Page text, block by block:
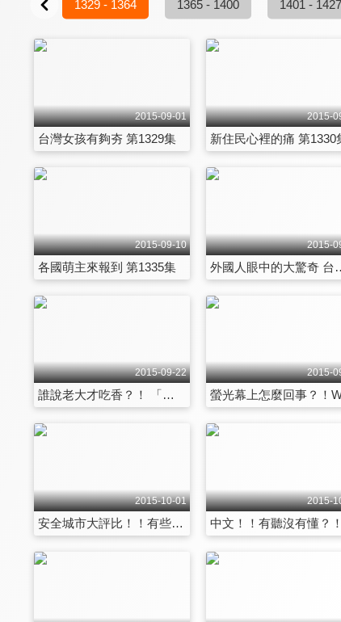
1329 - 1364 1365 - 1400 1401 - 1427
2015-09-01
台灣女孩有夠夯 第1329集
2015-
新住民心裡的痛 第1330
2015-09-10
各國萌主來報到 第1335集
2015-
外國人眼中的
2015-09-22
誰說老大才吃香？！ 「第一個孩子」很不一樣？！ 第1341集
2015-
2015-10-01
安全城市大評比！！有些地方...別靠近？！ 第1347集
2015-